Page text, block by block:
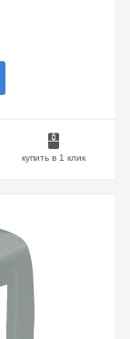
купить в 1 клик